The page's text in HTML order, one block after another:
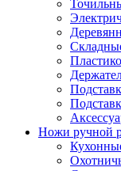
Ножи ручной